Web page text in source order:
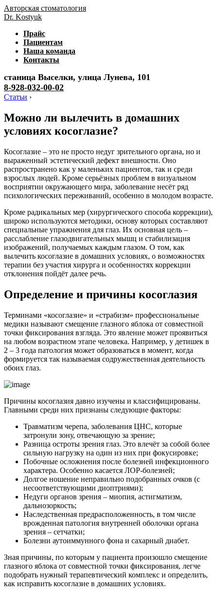
Авторская стоматология
Dr. Kostyuk
Прайс
Пациентам
Наша команда
Контакты
станица Выселки, улица Лунева, 101
8-928-032-00-02
Статьи ›
Можно ли вылечить в домашних
условиях косоглазие?
Косоглазие – это не просто недуг зрительного органа, но и
выраженный эстетический дефект внешности. Оно
распространено как у маленьких пациентов, так и среди
взрослых людей. Кроме серьёзных проблем в визуальном
восприятии окружающего мира, заболевание несёт ряд
психологических переживаний, особенно в молодом возрасте.
Кроме радикальных мер (хирургического способа коррекции),
широко используются методики, основу которых составляют
специальные упражнения для глаз. Их основная цель –
расслабление глазодвигательных мышц и стабилизация
изображений, получаемых каждым глазом. О том, как
вылечить косоглазие в домашних условиях, о возможностях
терапии без участия хирурга и особенностях коррекции
отклонения пойдёт далее речь.
Определение и причины косоглазия
Терминами «косоглазие» и «страбизм» профессиональные
медики называют смещение глазного яблока от совместной
точки фиксирования взгляда. Это явление может проявиться
на любом возрастном этапе человека. Например, у детишек в
2 – 3 года патология может образоваться в момент, когда
формируется так называемая содружественная деятельность
обоих глаз.
Причины косоглазия давно изучены и классифицированы.
Главными среди них признаны следующие факторы:
Травматизм черепа, заболевания ЦНС, которые
затронули зону, отвечающую за зрение;
Разница остроты зрения глаз. Это влечёт за собой более
сильную нагрузку на один из них при фокусировке;
Побочные осложнения после болезней инфекционного
характера. Особенно касается ЛОР-болезней;
Долгое ношение неправильно подобранных очков (с
несоответствующими диоптриями);
Недуги органов зрения – миопия, астигматизм,
дальнозоркость;
Наследственная предрасположенность, в том числе
врожденная патология внутренней оболочки органа
зрения – сетчатки;
Болезни аутоиммунного фона и сахарный диабет.
Зная причины, по которым у пациента произошло смещение
глазного яблока от совместной точки фиксирования, легче
подобрать нужный терапевтический комплекс и определить,
как исправить косоглазие в домашних условиях.